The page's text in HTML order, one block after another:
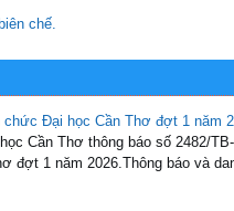
chế.
chức Đại học Cần Thơ đợt 1 năm
Cần Thơ thông báo số 2482/
đợt 1 năm 2026.Thông báo và